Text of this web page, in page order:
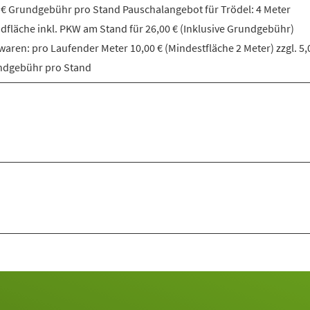
Grundgebühr pro Stand Pauschalangebot für Trödel: 4 Meter
inkl. PKW am Stand für 26,00 € (Inklusive Grundgebühr)
pro Laufender Meter 10,00 € (Mindestfläche 2 Meter) zzgl.
pro Stand